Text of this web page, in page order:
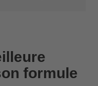
formule